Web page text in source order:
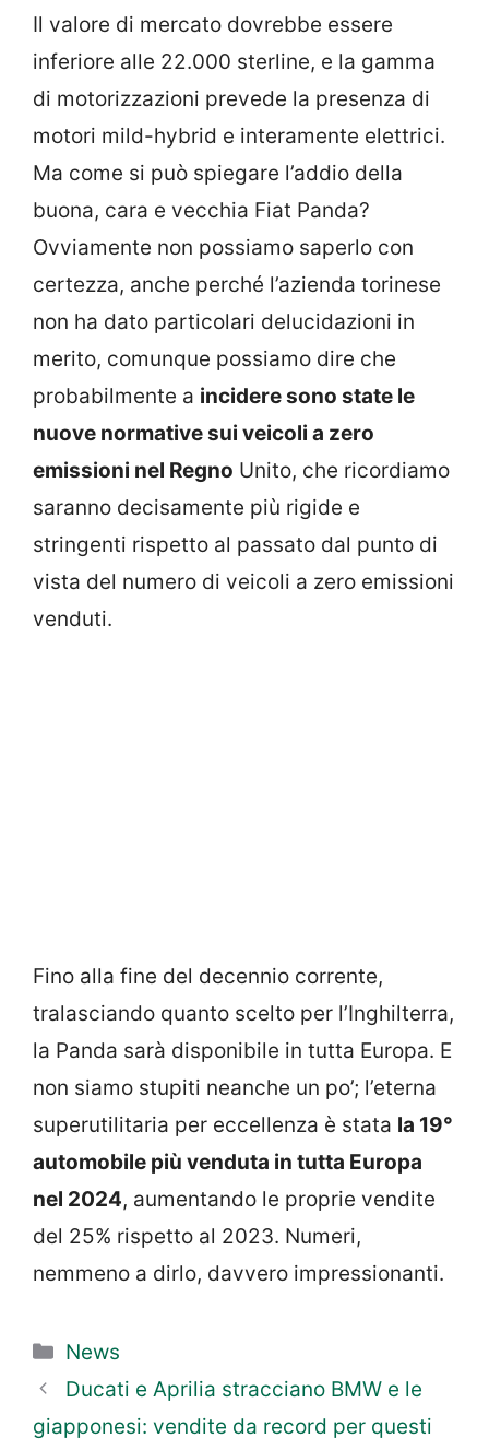
Il valore di mercato dovrebbe essere
inferiore alle 22.000 sterline, e la gamma
di motorizzazioni prevede la presenza di
motori mild-hybrid e interamente elettrici.
Ma come si può spiegare l’addio della
buona, cara e vecchia Fiat Panda?
Ovviamente non possiamo saperlo con
certezza, anche perché l’azienda torinese
non ha dato particolari delucidazioni in
merito, comunque possiamo dire che
probabilmente a incidere sono state le
nuove normative sui veicoli a zero
emissioni nel Regno Unito, che ricordiamo
saranno decisamente più rigide e
stringenti rispetto al passato dal punto di
vista del numero di veicoli a zero emissioni
venduti.
Fino alla fine del decennio corrente,
tralasciando quanto scelto per l’Inghilterra,
la Panda sarà disponibile in tutta Europa. E
non siamo stupiti neanche un po’; l’eterna
superutilitaria per eccellenza è stata la 19°
automobile più venduta in tutta Europa
nel 2024, aumentando le proprie vendite
del 25% rispetto al 2023. Numeri,
nemmeno a dirlo, davvero impressionanti.
Categorie
News
Ducati e Aprilia stracciano BMW e le
giapponesi: vendite da record per questi